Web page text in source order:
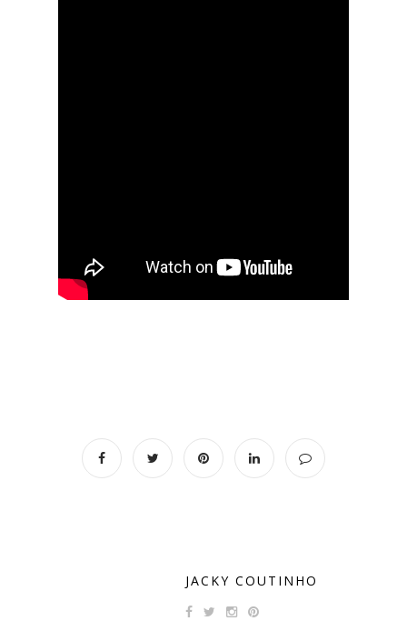
JACKY COUTINHO